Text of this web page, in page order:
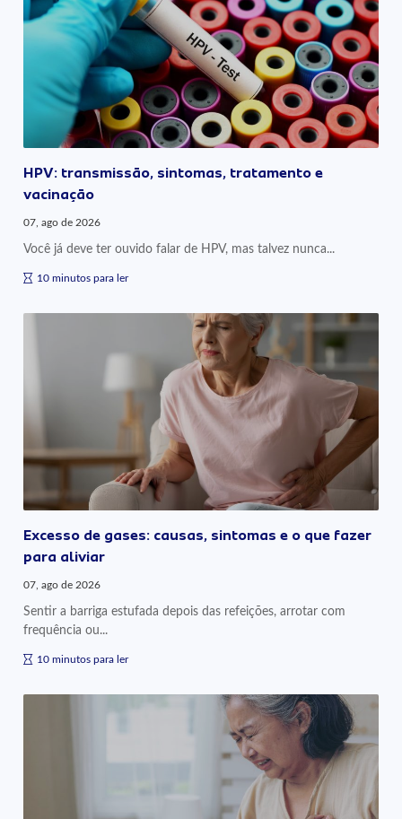
HPV: transmissão, sintomas, tratamento e
vacinação
07, ago de 2026
Você já deve ter ouvido falar de HPV, mas talvez nunca...
10 minutos para ler
Excesso de gases: causas, sintomas e o que fazer
para aliviar
07, ago de 2026
Sentir a barriga estufada depois das refeições, arrotar com
frequência ou...
10 minutos para ler